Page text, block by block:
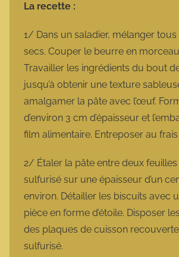
La recette :
1/ Dans un saladier, mélanger tous
secs. Couper le beurre en
Travailler les ingrédients du bout
jusqu’à obtenir une texture
amalgamer la pâte avec l’œuf.
d’environ 3 cm d’épaisseur et
film alimentaire. Entreposer au
2/ Étaler la pâte entre deux
sulfurisé sur une épaisseur d’un
environ. Détailler les biscuits avec
pièce en forme d’étoile. Disposer
des plaques de cuisson
sulfurisé.